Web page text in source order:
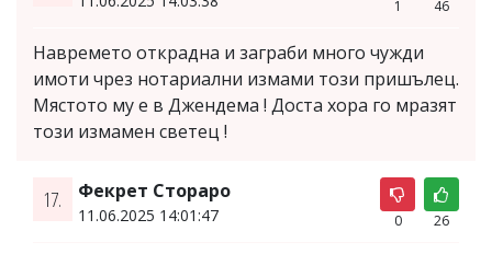
1 46
Навремето открадна и заграби много чужди
имоти чрез нотариални измами този пришълец.
Мястото му е в Джендема ! Доста хора го мразят
този измамен светец !
17. Фекрет Стораро
11.06.2025 14:01:47 0 26